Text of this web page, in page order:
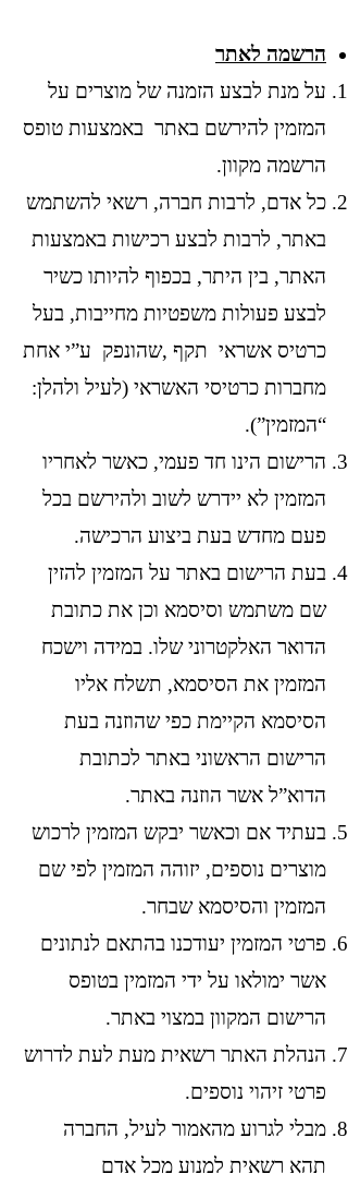
הרשמה לאתר
על מנת לבצע הזמנה של מוצרים על
המזמין להירשם באתר באמצעות טופס
הרשמה מקוון.
כל אדם, לרבות חברה, רשאי להשתמש
באתר, לרבות לבצע רכישות באמצעות
האתר, בין היתר, בכפוף להיותו כשיר
לבצע פעולות משפטיות מחייבות, בעל
כרטיס אשראי תקף ,שהונפק ע”י אחת
מחברות כרטיסי האשראי (לעיל ולהלן:
“המזמין”).
הרישום הינו חד פעמי, כאשר לאחריו
המזמין לא יידרש לשוב ולהירשם בכל
פעם מחדש בעת ביצוע הרכישה.
בעת הרישום באתר על המזמין להזין
שם משתמש וסיסמא וכן את כתובת
הדואר האלקטרוני שלו. במידה וישכח
המזמין את הסיסמא, תשלח אליו
הסיסמא הקיימת כפי שהוזנה בעת
הרישום הראשוני באתר לכתובת
הדוא”ל אשר הוזנה באתר.
בעתיד אם וכאשר יבקש המזמין לרכוש
מוצרים נוספים, יזוהה המזמין לפי שם
המזמין והסיסמא שבחר.
פרטי המזמין יעודכנו בהתאם לנתונים
אשר ימולאו על ידי המזמין בטופס
הרישום המקוון במצוי באתר.
הנהלת האתר רשאית מעת לעת לדרוש
פרטי זיהוי נוספים.
מבלי לגרוע מהאמור לעיל, החברה
תהא רשאית למנוע מכל אדם